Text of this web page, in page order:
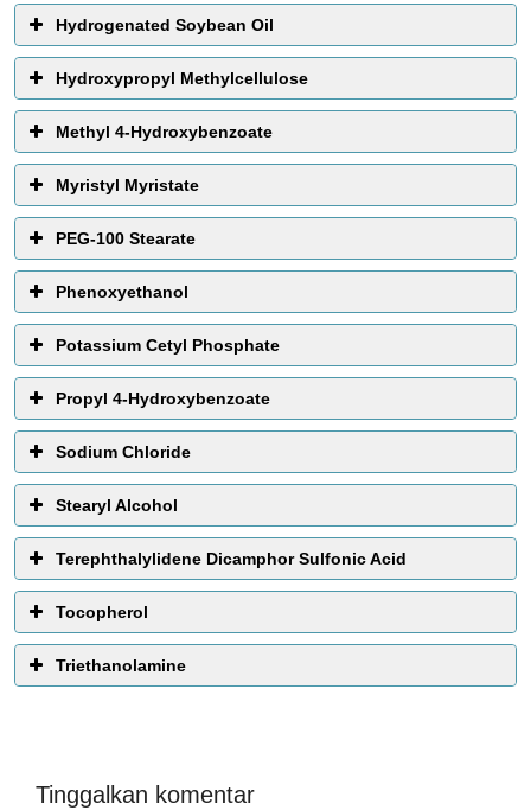
Hydrogenated Soybean Oil
Hydroxypropyl Methylcellulose
Methyl 4-Hydroxybenzoate
Myristyl Myristate
PEG-100 Stearate
Phenoxyethanol
Potassium Cetyl Phosphate
Propyl 4-Hydroxybenzoate
Sodium Chloride
Stearyl Alcohol
Terephthalylidene Dicamphor Sulfonic Acid
Tocopherol
Triethanolamine
Tinggalkan komentar